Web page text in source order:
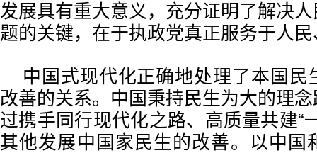
发展具有重大意义，充分证明了解决
题的关键，在于执政党真正服务于人
中国式现代化正确地处理了本国民
改善的关系。中国秉持民生为大的理
过携手同行现代化之路、高质量共建“
其他发展中国家民生的改善。以中国